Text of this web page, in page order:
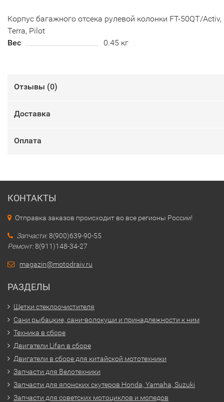
Корпус багажного отсека рулевой колонки FT-50QT/Activ,
Terra, Pilot
Вес
0.45 кг
Отзывы (0)
Доставка
Оплата
КОНТАКТЫ
Отправка заказов происходит во все регионы России!
Запчасти:8(900)639-90-55
Ремонт:8(911)148-34-27
magazin@motodraiv.ru
РАЗДЕЛЫ
Щетки стеклоочистителя
Сани рыбацкие, сани-волокуши и принадлежности к ним
Техника в сборе
Двигатели Lifan в сборе
Двигатели в сборе для китайской мототехники
Запчасти для Велотехники
Запчасти для японских скутеров Honda, Yamaha, Suzuki
Запчасти для советских мотоциклов и мопедов